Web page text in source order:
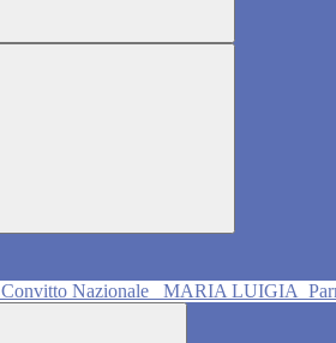
Convitto Nazionale MARIA LUIGIA